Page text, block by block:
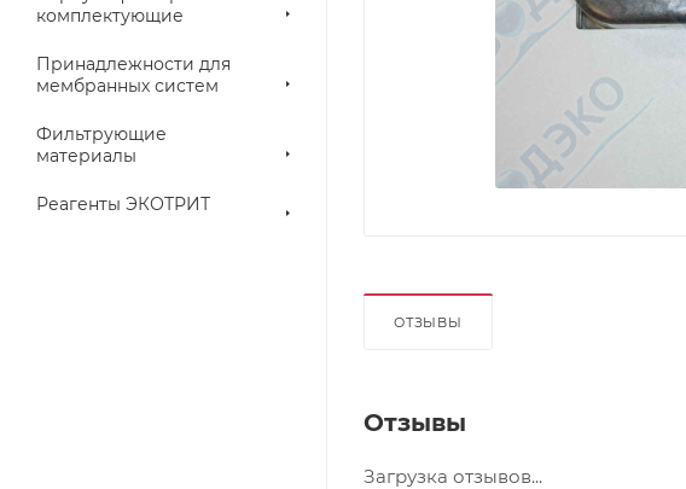
комплектующие
Принадлежности для
мембранных систем
Фильтрующие
материалы
Реагенты ЭКОТРИТ
ОТЗЫВЫ
Отзывы
Загрузка отзывов...